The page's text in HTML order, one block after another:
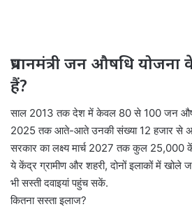
प्रधानमंत्री जन औषधि
हैं?
साल 2013 तक देश में केवल 80 से 100 जन
2025 तक आते-आते उनकी संख्या 12 हजार से
सरकार का लक्ष्य मार्च 2027 तक कुल 25,000
ये केंद्र ग्रामीण और शहरी, दोनों इलाकों में खोले
भी सस्ती दवाइयां पहुंच सकें.
कितना सस्ता इलाज?